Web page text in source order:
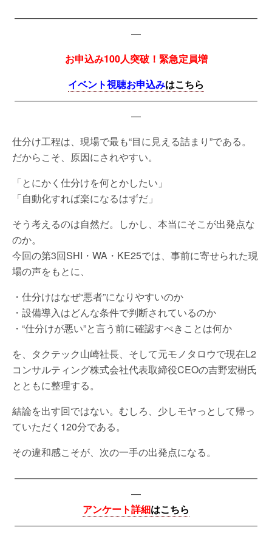
—————————————————————————
—
お申込み100人突破！緊急定員増
イベント視聴お申込みはこちら
—————————————————————————
—
仕分け工程は、現場で最も“目に見える詰まり”である。
だからこそ、原因にされやすい。
「とにかく仕分けを何とかしたい」
「自動化すれば楽になるはずだ」
そう考えるのは自然だ。しかし、本当にそこが出発点な
のか。
今回の第3回SHI・WA・KE25では、事前に寄せられた現
場の声をもとに、
・仕分けはなぜ“悪者”になりやすいのか
・設備導入はどんな条件で判断されているのか
・“仕分けが悪い”と言う前に確認すべきことは何か
を、タクテック山崎社長、そして元モノタロウで現在L2
コンサルティング株式会社代表取締役CEOの吉野宏樹氏
とともに整理する。
結論を出す回ではない。むしろ、少しモヤっとして帰っ
ていただく120分である。
その違和感こそが、次の一手の出発点になる。
—————————————————————————
—
アンケート詳細はこちら
—————————————————————————